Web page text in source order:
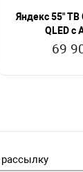
Яндекс 55"
QLED с
69